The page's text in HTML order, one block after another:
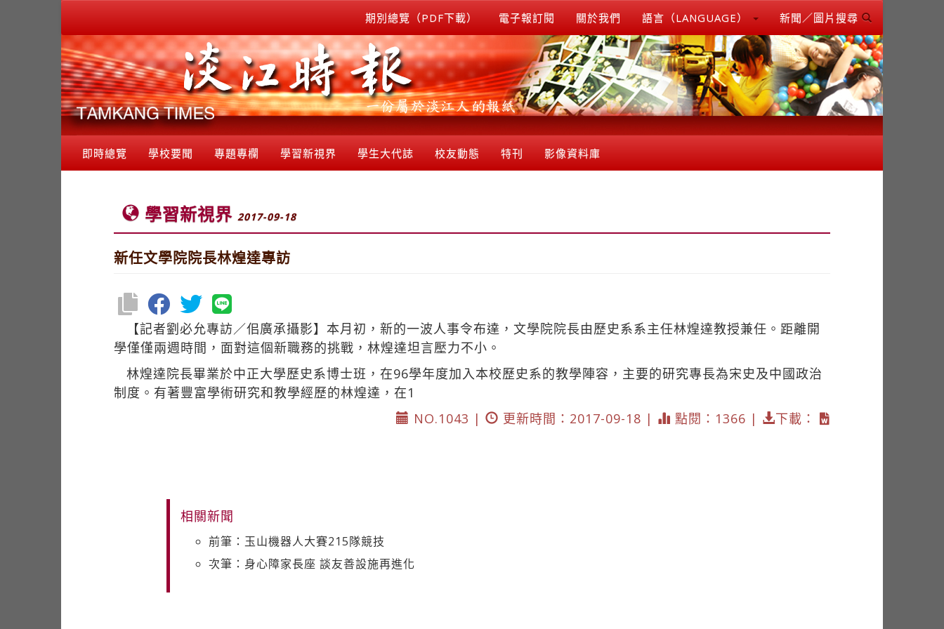
期別總覽（PDF下載） 電子報訂閱 關於我們 語言（LANGUAGE） 新聞／圖片搜尋
即時總覽 學校要聞 專題專欄 學習新視界 學生大代誌 校友動態 特刊 影像資料庫
學習新視界 2017-09-18
新任文學院院長林煌達專訪
【記者劉必允專訪／佀廣承攝影】本月初，新的一波人事令布達，文學院院長由歷史系系主任林煌達教授兼任。距離開
學僅僅兩週時間，面對這個新職務的挑戰，林煌達坦言壓力不小。
林煌達院長畢業於中正大學歷史系博士班，在96學年度加入本校歷史系的教學陣容，主要的研究專長為宋史及中國政治
制度。有著豐富學術研究和教學經歷的林煌達，在1
NO.1043 |
更新時間：2017-09-18 | 點閱：1366 | 下載：
相關新聞
前筆：玉山機器人大賽215隊競技
次筆：身心障家長座 談友善設施再進化